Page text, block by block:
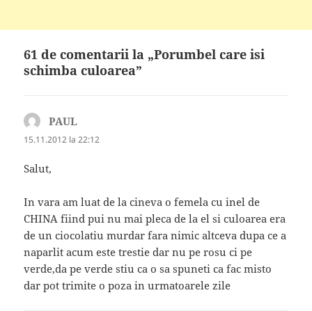
61 de comentarii la „Porumbel care isi
schimba culoarea”
PAUL
15.11.2012 la 22:12
Salut,
In vara am luat de la cineva o femela cu inel de
CHINA fiind pui nu mai pleca de la el si culoarea era
de un ciocolatiu murdar fara nimic altceva dupa ce a
naparlit acum este trestie dar nu pe rosu ci pe
verde,da pe verde stiu ca o sa spuneti ca fac misto
dar pot trimite o poza in urmatoarele zile